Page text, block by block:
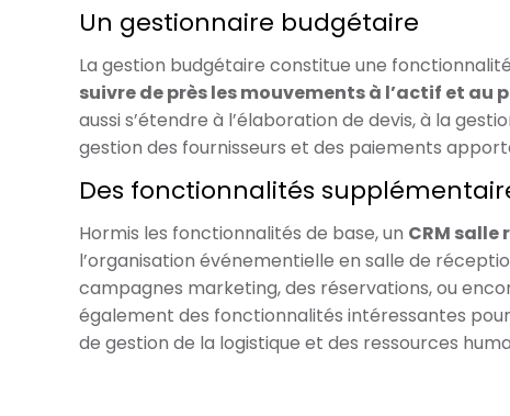
Un gestionnaire budgétaire
La gestion budgétaire constitue une
suivre de près les mouvements à l’actif et au
aussi s’étendre à l’élaboration de devis, à la
gestion des fournisseurs et des paiements
Des fonctionnalités
Hormis les fonctionnalités de base, un CRM salle
l’organisation événementielle en salle de
campagnes marketing, des réservations, ou
également des fonctionnalités intéressantes
de gestion de la logistique et des ressources